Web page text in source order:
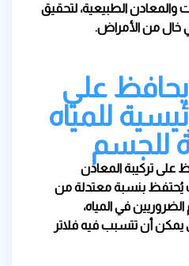
والمعادن الطبيعية، لتحقيق
خال من الأمراض.
يحافظ علي
للمياه
للجسم
على تركيبة المعادن
يُحتفظ بنسبة معتدلة من
في المياه،
يمكن أن تتسبب فيه فلاتر